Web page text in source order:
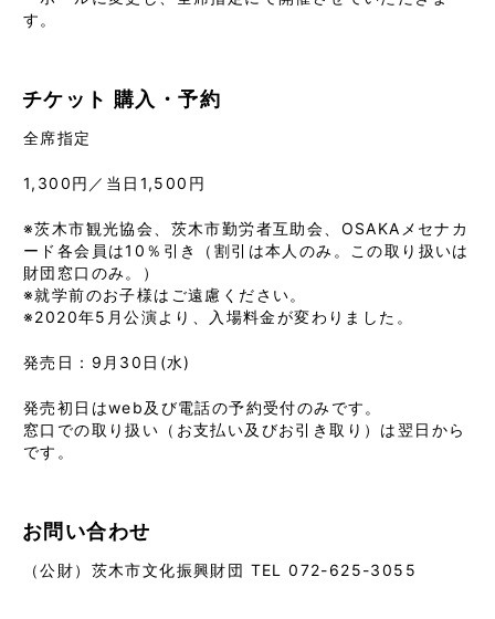
す。
チケット 購入・予約
全席指定
1,300円／当日1,500円
※茨木市観光協会、茨木市勤労者互助会、OSAKAメセナカ
ード各会員は10％引き（割引は本人のみ。この取り扱いは
財団窓口のみ。）
※就学前のお子様はご遠慮ください。
※2020年5月公演より、入場料金が変わりました。
発売日：9月30日(水)
発売初日はweb及び電話の予約受付のみです。
窓口での取り扱い（お支払い及びお引き取り）は翌日から
です。
お問い合わせ
（公財）茨木市文化振興財団 TEL 072-625-3055